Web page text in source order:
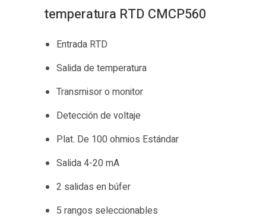
temperatura RTD CMCP560
Entrada RTD
Salida de temperatura
Transmisor o monitor
Detección de voltaje
Plat. De 100 ohmios Estándar
Salida 4-20 mA
2 salidas en búfer
5 rangos seleccionables